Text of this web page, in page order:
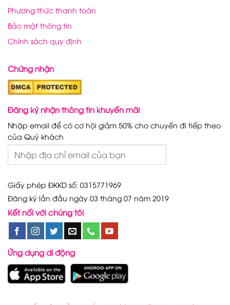
Phương thức thanh toán
Bảo mật thông tin
Chính sách quy định
Chứng nhận
Đăng ký nhận thông tin khuyến mãi
Nhập email để có cơ hội giảm 50% cho chuyến đi tiếp theo
của Quý khách
Giấy phép ĐKKD số: 0315771969
Đăng ký lần đầu ngày 03 tháng 07 năm 2019
Kết nối với chúng tôi
Ứng dụng di động